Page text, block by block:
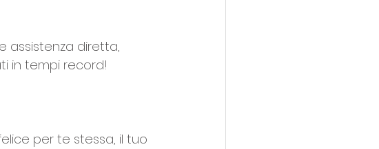
assistenza diretta,
in tempi record!
per te stessa, il tuo